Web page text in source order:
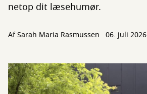
netop dit læsehumør.
AfSarah Maria Rasmussen 06. juli 2026